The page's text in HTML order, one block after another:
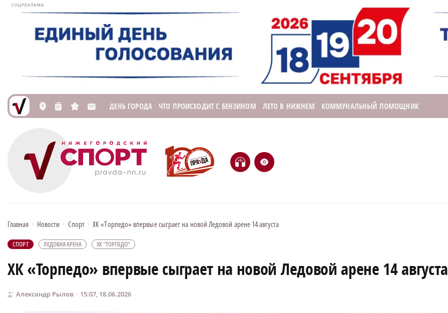
СОЦРЕКЛАМА
L n s M ДЕНЬ ГОРОДА ЧТО ПРОИСХОДИТ С БЕНЗИНОМ ЛЕТО В НИЖНЕМ КОММУНАЛЬНЫЙ ПОМОЩНИК
H e
Главная • Новости • Спорт • ХК «Торпедо» впервые сыграет на новой Ледовой арене 14 августа
СПОРТ ЛЕДОВАЯ АРЕНА ХК "ТОРПЕДО"
ХК «Торпедо» впервые сыграет на новой Ледовой арене 14 августа
Александр Рылов 15:07, 18.06.2026